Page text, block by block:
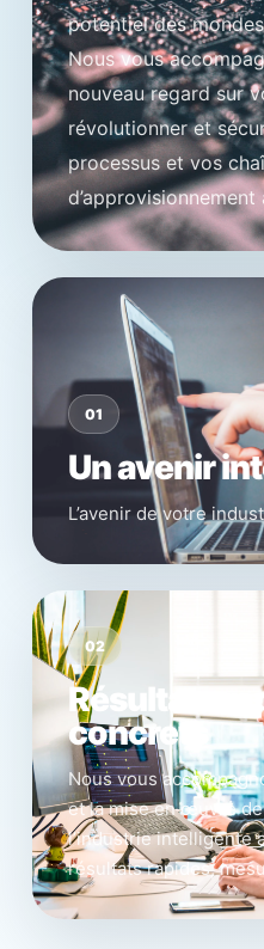
potentiel des
Nous vous
nouveau regard sur
révolutionner et
processus et vos
d’approvisionnement
01
Un avenir
L’avenir de votre
02
Résultats
concrets
Nous vous
et la mise en œuvre
l’industrie intelligente
résultats rapides,